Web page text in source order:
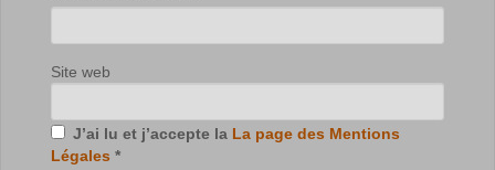
Site web
J’ai lu et j’accepte la La page des Mentions
Légales *